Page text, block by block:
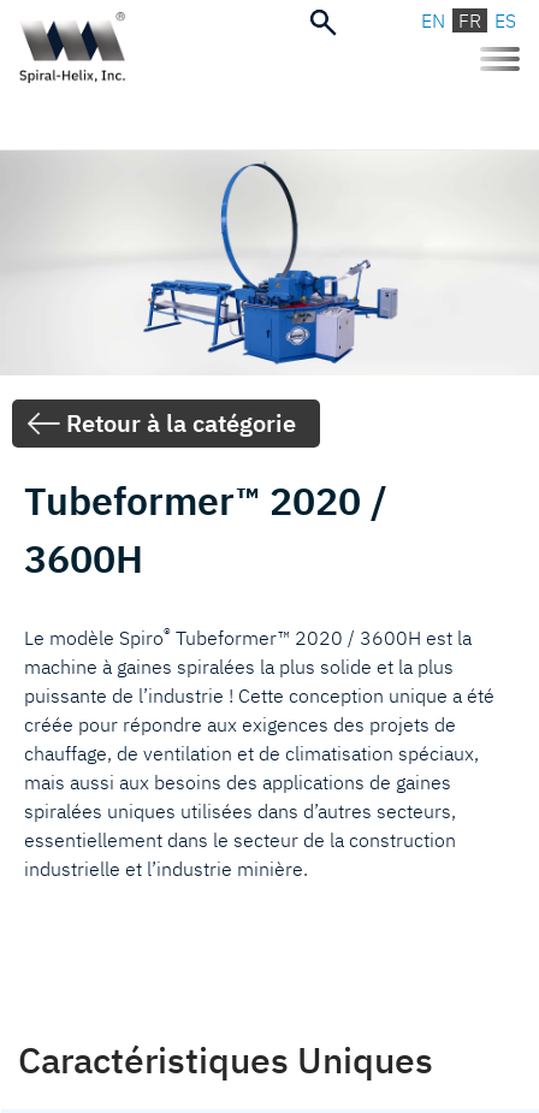
Toggle
EN FR ES
Retour à la catégorie
Tubeformer™ 2020 /
3600H
Le modèle Spiro® Tubeformer™ 2020 / 3600H est la
machine à gaines spiralées la plus solide et la plus
puissante de l’industrie ! Cette conception unique a été
créée pour répondre aux exigences des projets de
chauffage, de ventilation et de climatisation spéciaux,
mais aussi aux besoins des applications de gaines
spiralées uniques utilisées dans d’autres secteurs,
essentiellement dans le secteur de la construction
industrielle et l’industrie minière.
Caractéristiques Uniques